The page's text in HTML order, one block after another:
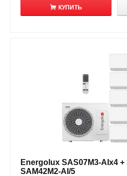
КУПИТЬ
Energolux SAS07M3-AIx4 +
SAM42M2-AI/5